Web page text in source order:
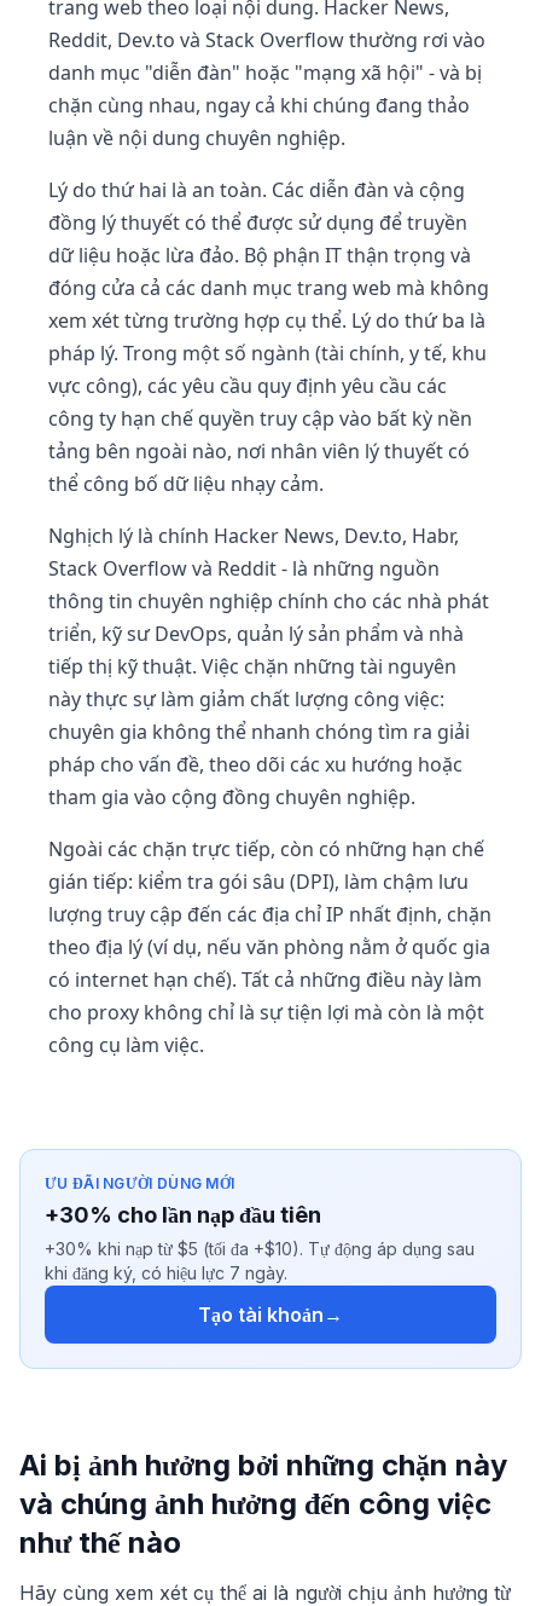
trang web theo loại nội dung. Hacker News,
Reddit, Dev.to và Stack Overflow thường rơi vào
danh mục "diễn đàn" hoặc "mạng xã hội" - và bị
chặn cùng nhau, ngay cả khi chúng đang thảo
luận về nội dung chuyên nghiệp.
Lý do thứ hai là an toàn. Các diễn đàn và cộng
đồng lý thuyết có thể được sử dụng để truyền
dữ liệu hoặc lừa đảo. Bộ phận IT thận trọng và
đóng cửa cả các danh mục trang web mà không
xem xét từng trường hợp cụ thể. Lý do thứ ba là
pháp lý. Trong một số ngành (tài chính, y tế, khu
vực công), các yêu cầu quy định yêu cầu các
công ty hạn chế quyền truy cập vào bất kỳ nền
tảng bên ngoài nào, nơi nhân viên lý thuyết có
thể công bố dữ liệu nhạy cảm.
Nghịch lý là chính Hacker News, Dev.to, Habr,
Stack Overflow và Reddit - là những nguồn
thông tin chuyên nghiệp chính cho các nhà phát
triển, kỹ sư DevOps, quản lý sản phẩm và nhà
tiếp thị kỹ thuật. Việc chặn những tài nguyên
này thực sự làm giảm chất lượng công việc:
chuyên gia không thể nhanh chóng tìm ra giải
pháp cho vấn đề, theo dõi các xu hướng hoặc
tham gia vào cộng đồng chuyên nghiệp.
Ngoài các chặn trực tiếp, còn có những hạn chế
gián tiếp: kiểm tra gói sâu (DPI), làm chậm lưu
lượng truy cập đến các địa chỉ IP nhất định, chặn
theo địa lý (ví dụ, nếu văn phòng nằm ở quốc gia
có internet hạn chế). Tất cả những điều này làm
cho proxy không chỉ là sự tiện lợi mà còn là một
công cụ làm việc.
ƯU ĐÃI NGƯỜI DÙNG MỚI
+30% cho lần nạp đầu tiên
+30% khi nạp từ $5 (tối đa +$10). Tự động áp dụng sau
khi đăng ký, có hiệu lực 7 ngày.
Tạo tài khoản →
Ai bị ảnh hưởng bởi những chặn này
và chúng ảnh hưởng đến công việc
như thế nào
Hãy cùng xem xét cụ thể ai là người chịu ảnh hưởng từ